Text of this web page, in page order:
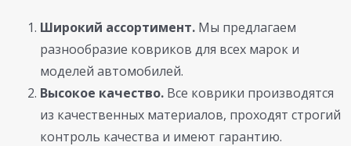
Широкий ассортимент. Мы предлагаем
разнообразие ковриков для всех марок и
моделей автомобилей.
Высокое качество. Все коврики производятся
из качественных материалов, проходят строгий
контроль качества и имеют гарантию.